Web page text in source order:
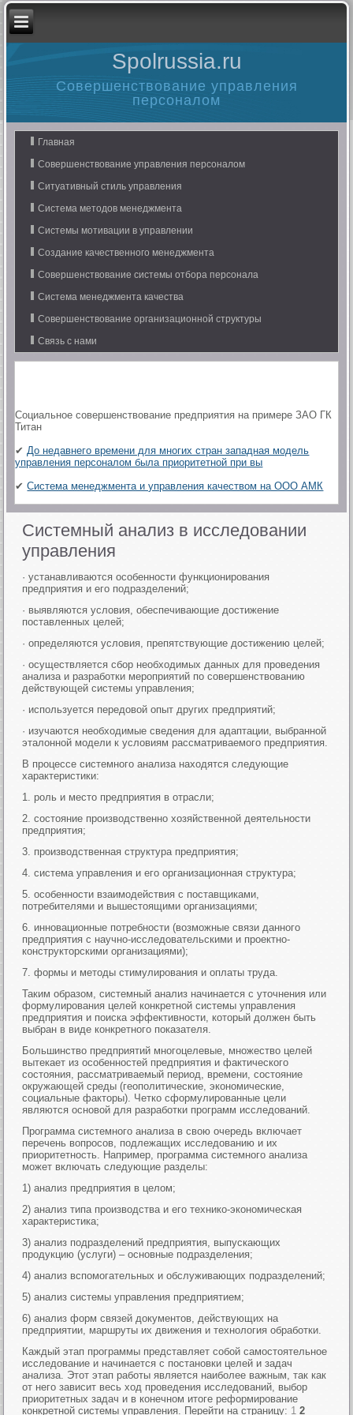
Spolrussia.ru
Совершенствование управления
персоналом
Главная
Совершенствование управления персоналом
Ситуативный стиль управления
Система методов менеджмента
Системы мотивации в управлении
Создание качественного менеджмента
Совершенствование системы отбора персонала
Система менеджмента качества
Совершенствование организационной структуры
Связь с нами
Социальное совершенствование предприятия на примере ЗАО ГК
Титан
✔До недавнего времени для многих стран западная модель
управления персоналом была приоритетной при вы
✔Система менеджмента и управления качеством на ООО АМК
Системный анализ в исследовании
управления
· устанавливаются особенности функционирования
предприятия и его подразделений;
· выявляются условия, обеспечивающие достижение
поставленных целей;
· определяются условия, препятствующие достижению целей;
· осуществляется сбор необходимых данных для проведения
анализа и разработки мероприятий по совершенствованию
действующей системы управления;
· используется передовой опыт других предприятий;
· изучаются необходимые сведения для адаптации, выбранной
эталонной модели к условиям рассматриваемого предприятия.
В процессе системного анализа находятся следующие
характеристики:
1. роль и место предприятия в отрасли;
2. состояние производственно хозяйственной деятельности
предприятия;
3. производственная структура предприятия;
4. система управления и его организационная структура;
5. особенности взаимодействия с поставщиками,
потребителями и вышестоящими организациями;
6. инновационные потребности (возможные связи данного
предприятия с научно-исследовательскими и проектно-
конструкторскими организациями);
7. формы и методы стимулирования и оплаты труда.
Таким образом, системный анализ начинается с уточнения или
формулирования целей конкретной системы управления
предприятия и поиска эффективности, который должен быть
выбран в виде конкретного показателя.
Большинство предприятий многоцелевые, множество целей
вытекает из особенностей предприятия и фактического
состояния, рассматриваемый период, времени, состояние
окружающей среды (геополитические, экономические,
социальные факторы). Четко сформулированные цели
являются основой для разработки программ исследований.
Программа системного анализа в свою очередь включает
перечень вопросов, подлежащих исследованию и их
приоритетность. Например, программа системного анализа
может включать следующие разделы:
1) анализ предприятия в целом;
2) анализ типа производства и его технико-экономическая
характеристика;
3) анализ подразделений предприятия, выпускающих
продукцию (услуги) – основные подразделения;
4) анализ вспомогательных и обслуживающих подразделений;
5) анализ системы управления предприятием;
6) анализ форм связей документов, действующих на
предприятии, маршруты их движения и технология обработки.
Каждый этап программы представляет собой самостоятельное
исследование и начинается с постановки целей и задач
анализа. Этот этап работы является наиболее важным, так как
от него зависит весь ход проведения исследований, выбор
приоритетных задач и в конечном итоге реформирование
конкретной системы управления. Перейти на страницу: 1 2